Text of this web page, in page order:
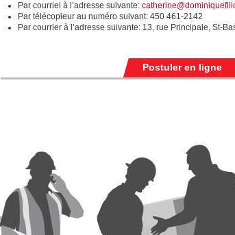
Par courriel à l’adresse suivante:
Par télécopieur au numéro suivant: 450 461-2142
Par courrier à l’adresse suivante: 13, rue Principale, St-
Postuler en ligne